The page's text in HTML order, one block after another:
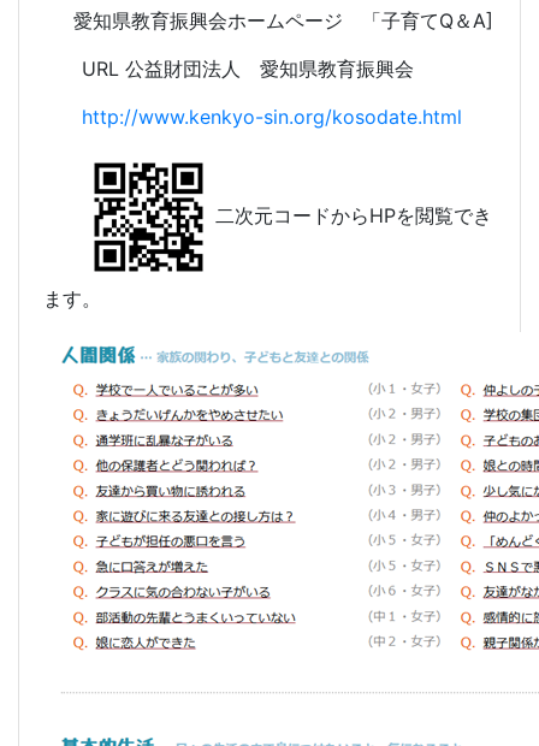
愛知県教育振興会ホームページ 「子育てQ＆A]
URL 公益財団法人 愛知県教育振興会
http://www.kenkyo-sin.org/kosodate.html
二次元コードからHPを閲覧でき
ます。